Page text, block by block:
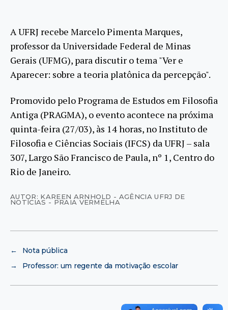
A UFRJ recebe Marcelo Pimenta Marques,
professor da Universidade Federal de Minas
Gerais (UFMG), para discutir o tema "Ver e
Aparecer: sobre a teoria platônica da percepção".
Promovido pelo Programa de Estudos em Filosofia
Antiga (PRAGMA), o evento acontece na próxima
quinta-feira (27/03), às 14 horas, no Instituto de
Filosofia e Ciências Sociais (IFCS) da UFRJ – sala
307, Largo São Francisco de Paula, nº 1, Centro do
Rio de Janeiro.
AUTOR: KAREEN ARNHOLD - AGÊNCIA UFRJ DE
NOTÍCIAS - PRAIA VERMELHA
←
Nota pública
→
Professor: um regente da motivação escolar